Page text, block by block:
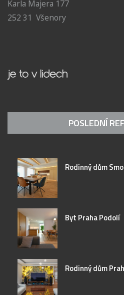
Karla Majera 177
252 31 Všenory
POSLEDNÍ
Rodinný dům
Byt Praha Podolí
Rodinný dům